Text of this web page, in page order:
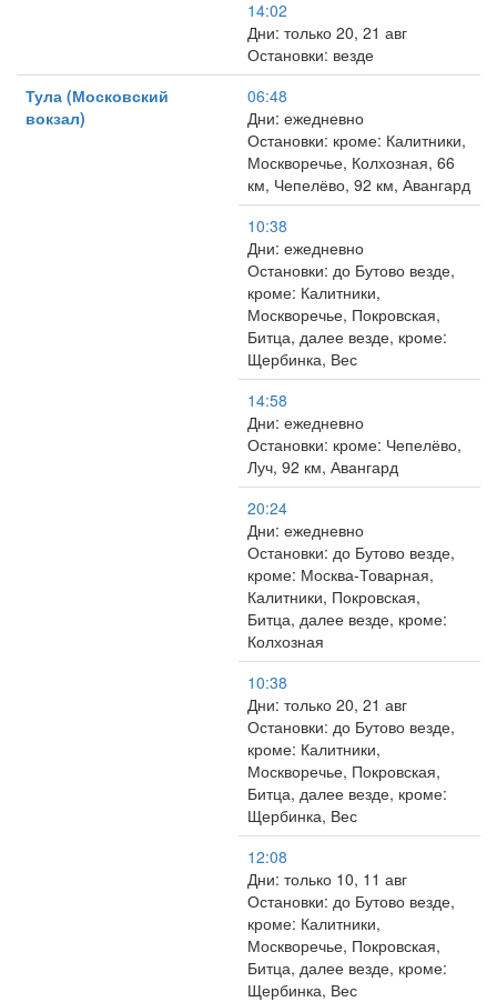
14:02
Дни: только 20, 21 авг
Остановки: везде
Тула (Московский
вокзал)
06:48
Дни: ежедневно
Остановки: кроме: Калитники,
Москворечье, Колхозная, 66
км, Чепелёво, 92 км, Авангард
10:38
Дни: ежедневно
Остановки: до Бутово везде,
кроме: Калитники,
Москворечье, Покровская,
Битца, далее везде, кроме:
Щербинка, Вес
14:58
Дни: ежедневно
Остановки: кроме: Чепелёво,
Луч, 92 км, Авангард
20:24
Дни: ежедневно
Остановки: до Бутово везде,
кроме: Москва-Товарная,
Калитники, Покровская,
Битца, далее везде, кроме:
Колхозная
10:38
Дни: только 20, 21 авг
Остановки: до Бутово везде,
кроме: Калитники,
Москворечье, Покровская,
Битца, далее везде, кроме:
Щербинка, Вес
12:08
Дни: только 10, 11 авг
Остановки: до Бутово везде,
кроме: Калитники,
Москворечье, Покровская,
Битца, далее везде, кроме:
Щербинка, Вес